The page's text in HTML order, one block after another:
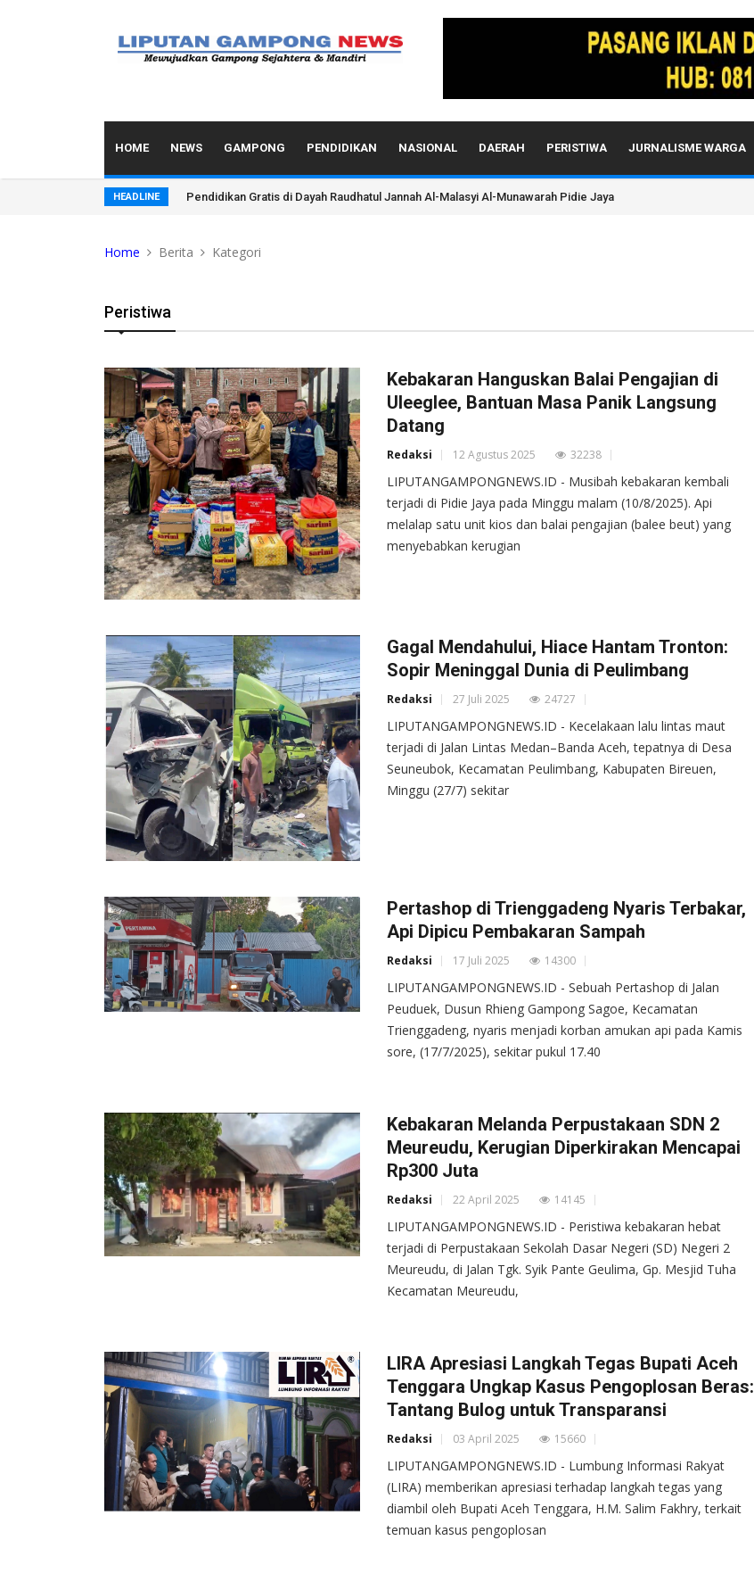
HOME NEWS GAMPONG PENDIDIKAN NASIONAL DAERAH PERISTIWA JURNALISME WARGA
HEADLINE Pendidikan Gratis di Dayah Raudhatul Jannah Al-Malasyi Al-Munawarah Pidie Jaya
Home Berita Kategori
Peristiwa
Kebakaran Hanguskan Balai Pengajian di
Uleeglee, Bantuan Masa Panik Langsung
Datang
Redaksi 12 Agustus 2025 32238
LIPUTANGAMPONGNEWS.ID - Musibah kebakaran kembali
terjadi di Pidie Jaya pada Minggu malam (10/8/2025). Api
melalap satu unit kios dan balai pengajian (balee beut) yang
menyebabkan kerugian
Gagal Mendahului, Hiace Hantam Tronton:
Sopir Meninggal Dunia di Peulimbang
Redaksi 27 Juli 2025 24727
LIPUTANGAMPONGNEWS.ID - Kecelakaan lalu lintas maut
terjadi di Jalan Lintas Medan–Banda Aceh, tepatnya di Desa
Seuneubok, Kecamatan Peulimbang, Kabupaten Bireuen,
Minggu (27/7) sekitar
Pertashop di Trienggadeng Nyaris Terbakar,
Api Dipicu Pembakaran Sampah
Redaksi 17 Juli 2025 14300
LIPUTANGAMPONGNEWS.ID - Sebuah Pertashop di Jalan
Peuduek, Dusun Rhieng Gampong Sagoe, Kecamatan
Trienggadeng, nyaris menjadi korban amukan api pada Kamis
sore, (17/7/2025), sekitar pukul 17.40
Kebakaran Melanda Perpustakaan SDN 2
Meureudu, Kerugian Diperkirakan Mencapai
Rp300 Juta
Redaksi 22 April 2025 14145
LIPUTANGAMPONGNEWS.ID - Peristiwa kebakaran hebat
terjadi di Perpustakaan Sekolah Dasar Negeri (SD) Negeri 2
Meureudu, di Jalan Tgk. Syik Pante Geulima, Gp. Mesjid Tuha
Kecamatan Meureudu,
LIRA Apresiasi Langkah Tegas Bupati Aceh
Tenggara Ungkap Kasus Pengoplosan Beras:
Tantang Bulog untuk Transparansi
Redaksi 03 April 2025 15660
LIPUTANGAMPONGNEWS.ID - Lumbung Informasi Rakyat
(LIRA) memberikan apresiasi terhadap langkah tegas yang
diambil oleh Bupati Aceh Tenggara, H.M. Salim Fakhry, terkait
temuan kasus pengoplosan